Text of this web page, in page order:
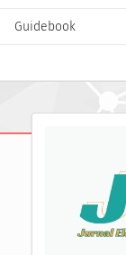
Guidebook